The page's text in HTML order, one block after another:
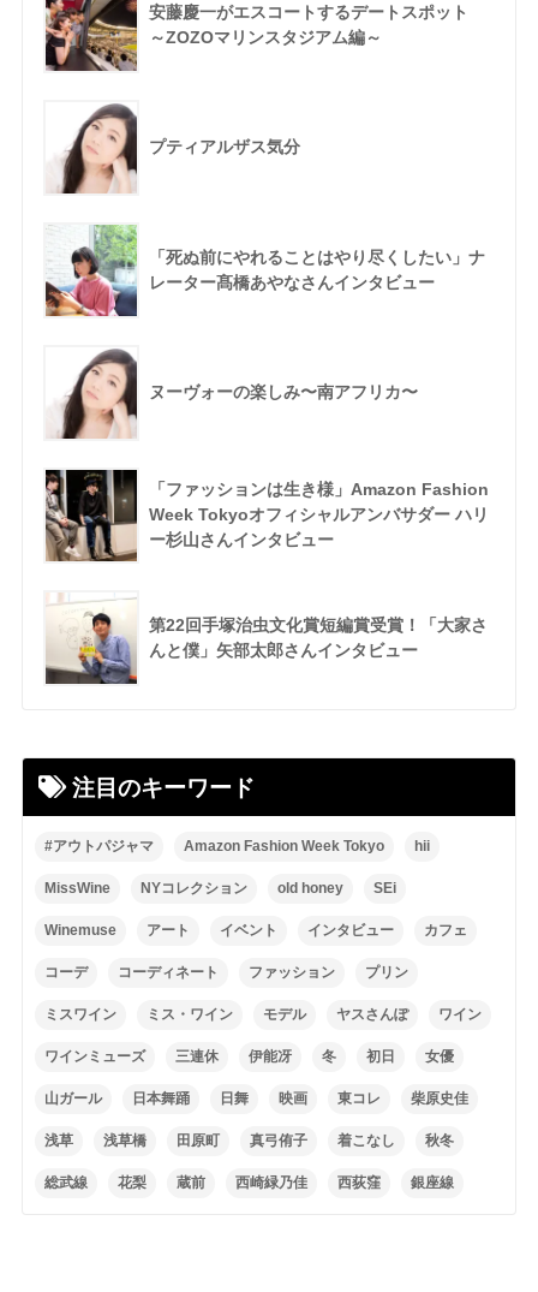
安藤慶一がエスコートするデートスポット
～ZOZOマリンスタジアム編～
プティアルザス気分
「死ぬ前にやれることはやり尽くしたい」ナ
レーター髙橋あやなさんインタビュー
ヌーヴォーの楽しみ〜南アフリカ〜
「ファッションは生き様」Amazon Fashion
Week Tokyoオフィシャルアンバサダー ハリ
ー杉山さんインタビュー
第22回手塚治虫文化賞短編賞受賞！「大家さ
んと僕」矢部太郎さんインタビュー
注目のキーワード
#アウトパジャマ Amazon Fashion Week Tokyo hii
MissWine NYコレクション old honey SEi
Winemuse アート イベント インタビュー カフェ
コーデ コーディネート ファッション プリン
ミスワイン ミス・ワイン モデル ヤスさんぽ ワイン
ワインミューズ 三連休 伊能冴 冬 初日 女優
山ガール 日本舞踊 日舞 映画 東コレ 柴原史佳
浅草 浅草橋 田原町 真弓侑子 着こなし 秋冬
総武線 花梨 蔵前 西崎緑乃佳 西荻窪 銀座線